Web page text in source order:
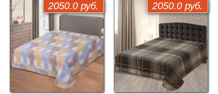
2050.0 руб. 2050.0 руб.